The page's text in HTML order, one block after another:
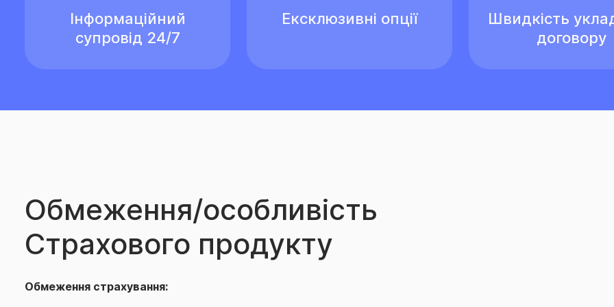
Інформаційний
супровід 24/7
Ексклюзивні опції
Швидкість
договору
Обмеження/особливість
Страхового продукту
Обмеження страхування: